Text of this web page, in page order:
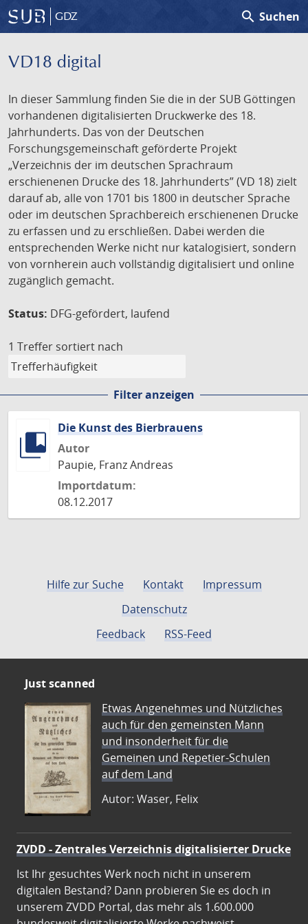
GDZ search Suchen
VD18 digital
In dieser Sammlung finden Sie die in der SUB Göttingen
vorhandenen digitalisierten Druckwerke des 18.
Jahrhunderts. Das von der Deutschen
Forschungsgemeinschaft geförderte Projekt
„Verzeichnis der im deutschen Sprachraum
erschienenen Drucke des 18. Jahrhunderts” (VD 18) zielt
darauf ab, alle von 1701 bis 1800 in deutscher Sprache
oder im deutschen Sprachbereich erschienenen Drucke
zu erfassen und zu erschließen. Dabei werden die
entsprechenden Werke nicht nur katalogisiert, sondern
von vornherein auch vollständig digitalisiert und online
zugänglich gemacht.
Status: DFG-gefördert, laufend
1 Treffer sortiert nach
Filter anzeigen
Die Kunst des Bierbrauens
Autor
Paupie, Franz Andreas
Importdatum:
08.12.2017
Hilfe zur Suche Kontakt
Impressum
Datenschutz
Feedback
RSS-Feed
Just scanned
Etwas Angenehmes und Nützliches
auch für den gemeinsten Mann
und insonderheit für die
Gemeinen und Repetier-Schulen
auf dem Land
Autor: Waser, Felix
ZVDD - Zentrales Verzeichnis digitalisierter Drucke
Ist Ihr gesuchtes Werk noch nicht in unserem
digitalen Bestand? Dann probieren Sie es doch in
unserem ZVDD Portal, das mehr als 1.600.000